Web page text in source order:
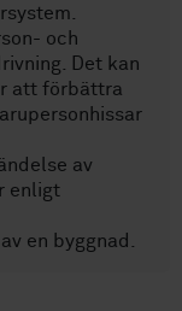
och
Det kan
att förbättra
av
enligt
en byggnad.